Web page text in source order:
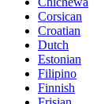
Corsican
Croatian
Dutch
Estonian
Filipino
Finnish